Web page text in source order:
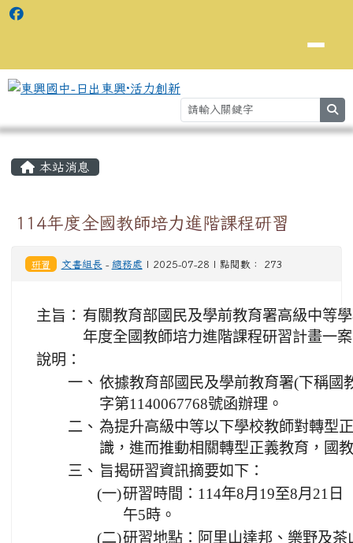
本站消息
114年度全國教師培力進階課程研習
研習 文書組長 - 總務處 | 2025-07-28 | 點閱數： 273
主旨： 有關教育部國民及學前教育署高級中等
年度全國教師培力進階課程研習計畫一
說明：
一、 依據教育部國民及學前教育署(下稱國
字第1140067768號函辦理。
二、 為提升高級中等以下學校教師對轉型
識，進而推動相關轉型正義教育，國
三、 旨揭研習資訊摘要如下：
(一)研習時間：114年8月19至8月21日
午5時。
(二)研習地點：阿里山達邦、樂野及茶